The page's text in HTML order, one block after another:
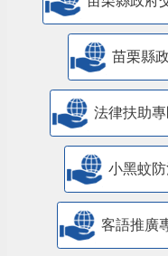
苗栗縣
法律扶助專
小黑蚊
客語推廣